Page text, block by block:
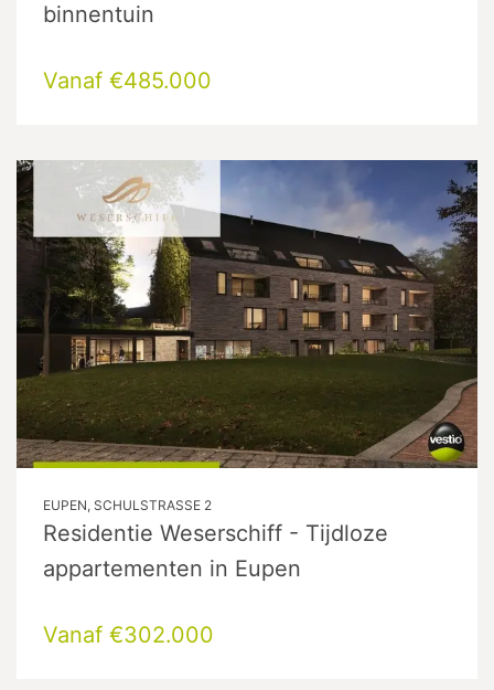
binnentuin
Vanaf €485.000
EUPEN, SCHULSTRASSE 2
Residentie Weserschiff - Tijdloze
appartementen in Eupen
Vanaf €302.000